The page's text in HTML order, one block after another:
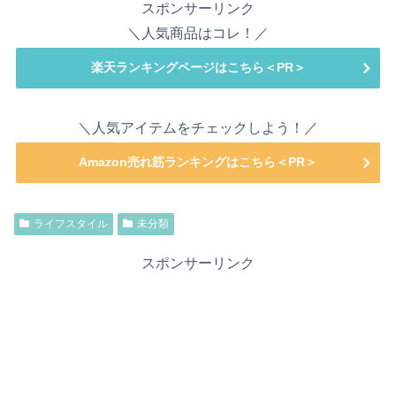
スポンサーリンク
＼人気商品はコレ！／
楽天ランキングページはこちら＜PR＞
＼人気アイテムをチェックしよう！／
Amazon売れ筋ランキングはこちら＜PR＞
ライフスタイル 未分類
スポンサーリンク